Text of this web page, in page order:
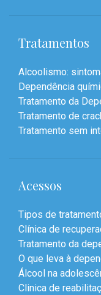
Tratamentos
Alcoolismo:
Dependência
Tratamento da
Tratamento de
Tratamento sem
Acessos
Tipos de
Clínica de
Tratamento da
O que leva à
Álcool na
Clinica de